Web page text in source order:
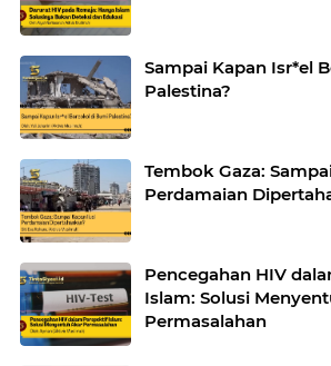
Sampai Kapan Isr*el
Palestina?
Tembok Gaza:
Perdamaian
Pencegahan HIV
Islam: Solusi
Permasalahan